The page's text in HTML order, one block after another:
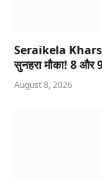
Seraikela
सुनहरा मौका! 8 और
August 8, 2026